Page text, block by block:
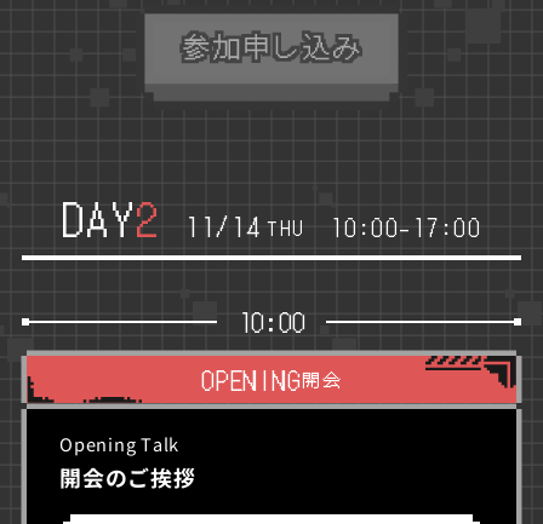
DAY2 11/14 THU 10:00- 17:00
10:00
OPENING開会
Opening Talk
開会のご挨拶